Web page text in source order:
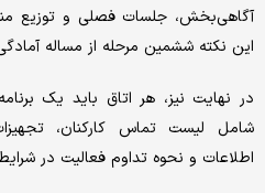
آگاهی‌بخش، جلسات فصلی و توزیع
این نکته ششمین مرحله از مساله
در نهایت نیز، هر اتاق باید یک
شامل لیست تماس کارکنان،
اطلاعات و نحوه تداوم فعالیت در